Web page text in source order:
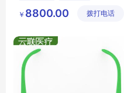
体感试衣镜 VR互动镜
网有限公
￥ 8800.00 拨打电话